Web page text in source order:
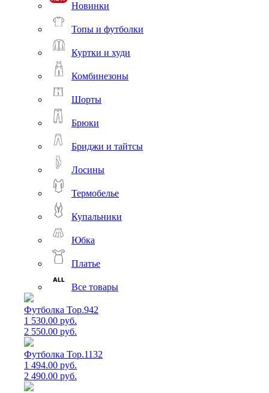
Новинки
Топы и футболки
Куртки и худи
Комбинезоны
Шорты
Брюки
Бриджи и тайтсы
Лосины
Термобелье
Купальники
Юбка
Платье
Все товары
Футболка Top.942
1 530.00 руб.
2 550.00 руб.
Футболка Top.1132
1 494.00 руб.
2 490.00 руб.